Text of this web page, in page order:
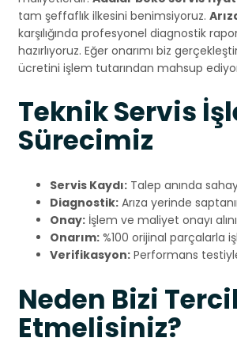
tam şeffaflık ilkesini benimsiyoruz.
karşılığında profesyonel diagnostik
hazırlıyoruz. Eğer onarımı biz
ücretini işlem tutarından mahsup
Teknik Servis
Sürecimiz
Servis Kaydı: Talep anında
Diagnostik: Arıza yerinde
Onay: İşlem ve maliyet onayı
Onarım: %100 orijinal parçalarla
Verifikasyon: Performans
Neden Bizi
Etmelisiniz?